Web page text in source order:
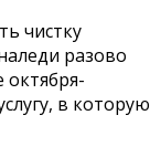
чистку
разово
октября-
в которую